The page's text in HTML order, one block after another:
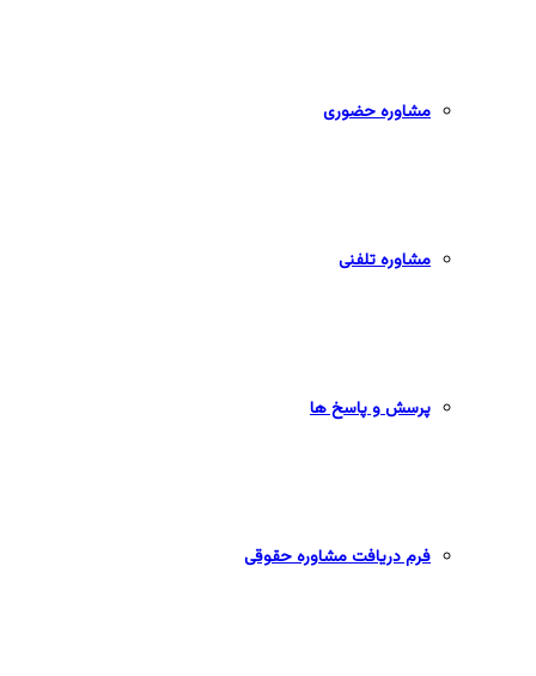
مشاوره حضوری
مشاوره تلفنی
پرسش و پاسخ ها
فرم دریافت مشاوره حقوقی